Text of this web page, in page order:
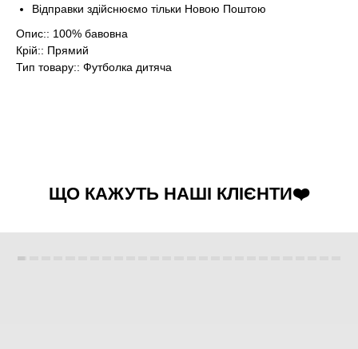
Відправки здійснюємо тільки Новою Поштою
Опис:: 100% бавовна
Крій:: Прямий
Тип товару:: Футболка дитяча
ЩО КАЖУТЬ НАШІ КЛІЄНТИ❤️